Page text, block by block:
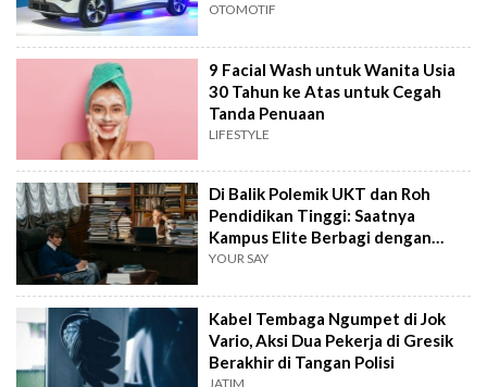
OTOMOTIF
9 Facial Wash untuk Wanita Usia
30 Tahun ke Atas untuk Cegah
Tanda Penuaan
LIFESTYLE
Di Balik Polemik UKT dan Roh
Pendidikan Tinggi: Saatnya
Kampus Elite Berbagi dengan
Kampus Daerah
YOUR SAY
Kabel Tembaga Ngumpet di Jok
Vario, Aksi Dua Pekerja di Gresik
Berakhir di Tangan Polisi
JATIM